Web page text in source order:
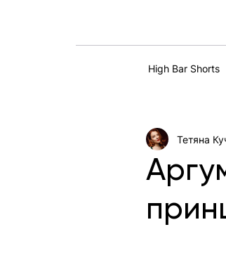
High Bar Shorts
Тетяна